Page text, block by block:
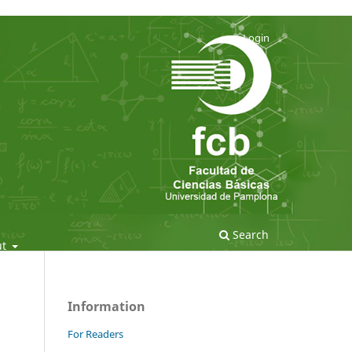
Search
Login
Information
For Readers